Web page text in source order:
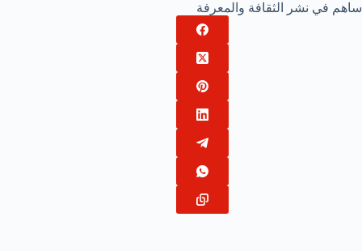
ساهم في نشر الثقافة والمعرفة